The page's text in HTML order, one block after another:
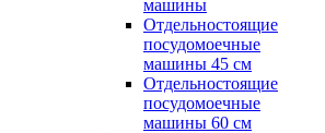
машины
Отдельностоящие
посудомоечные
машины 45 см
Отдельностоящие
посудомоечные
машины 60 см